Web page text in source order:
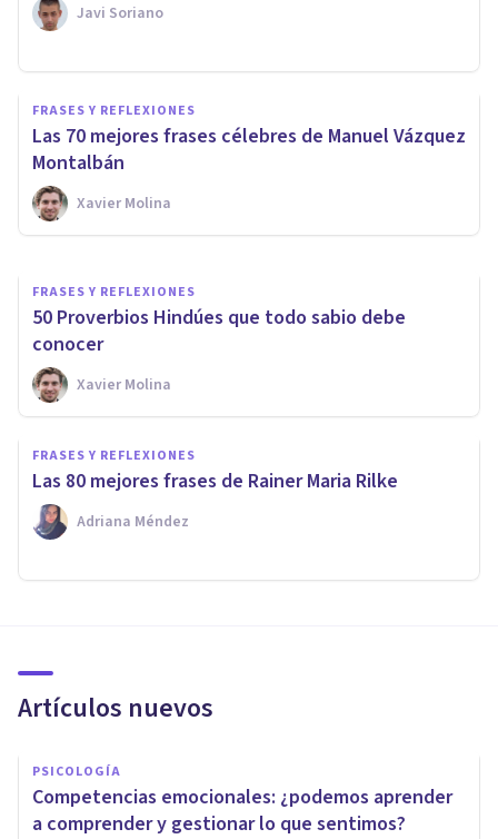
Javi Soriano
FRASES Y REFLEXIONES
Las 70 mejores frases célebres de Manuel Vázquez
Montalbán
Xavier Molina
Las 8 ramas de las
Humanidades (y qué estudia
cada una de ellas)
Sonia Ruz Comas
FRASES Y REFLEXIONES
50 Proverbios Hindúes que todo sabio debe
conocer
Xavier Molina
FRASES Y REFLEXIONES
Las 80 mejores frases de Rainer Maria Rilke
Adriana Méndez
Artículos nuevos
PSICOLOGÍA
Competencias emocionales: ¿podemos aprender
a comprender y gestionar lo que sentimos?